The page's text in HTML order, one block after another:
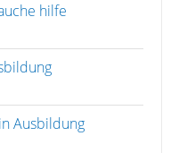
hilfe
Ausbildung